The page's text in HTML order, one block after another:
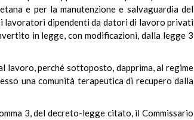
e per la manutenzione e salvaguardia del
lavoratori dipendenti da datori di lavoro privati
in legge, con modificazioni, dalla legge 3
lavoro, perché sottoposto, dapprima, al regime
una comunità terapeutica di recupero dalla
3, del decreto-legge citato, il Commissario